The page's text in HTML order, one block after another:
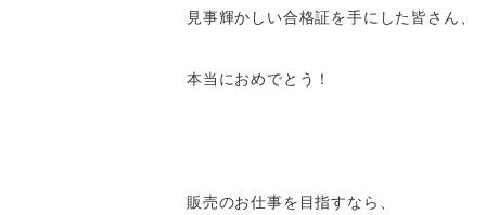
見事輝かしい合格証を手にした皆さん、
本当におめでとう！
販売のお仕事を目指すなら、